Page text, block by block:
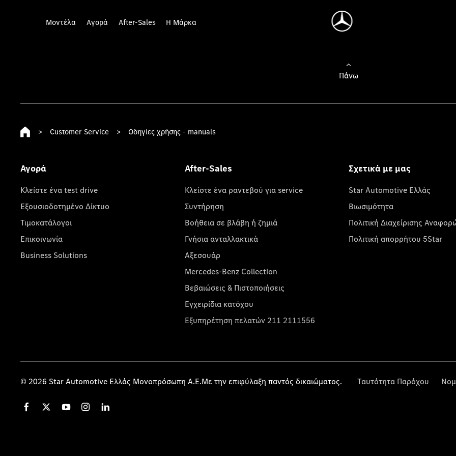
Μοντέλα Αγορά After-Sales Η Μάρκα
Πάνω
> Customer Service > Οδηγίες χρήσης - manuals
Αγορά
Κλείστε ένα test drive
Εξουσιοδοτημένο Δίκτυο
Τιμοκατάλογοι
Επικοινωνία
Business Solutions
After-Sales
Κλείστε ένα ραντεβού για service
Συντήρηση
Βοήθεια σε βλάβη ή ζημιά
Γνήσια ανταλλακτικά
Αξεσουάρ
Mercedes-Benz Collection
Βεβαιώσεις & Πιστοποιήσεις
Εγχειρίδια κατόχου
Εξυπηρέτηση πελατών 211 2111556
Σχετικά με μας
Star Automotive Ελλάς
Βιωσιμότητα
Πολιτική Διαχείρισης
Πολιτική απορρήτου 5Star
© 2026 Star Automotive Ελλάς Μονοπρόσωπη Α.Ε.Με την επιφύλαξη παντός δικαιώματος. Ταυτότητα Παρόχου